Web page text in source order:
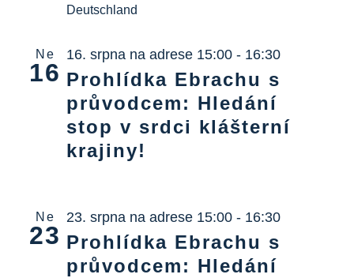
Deutschland
Ne
16
16. srpna na adrese 15:00 - 16:30
Prohlídka Ebrachu s
průvodcem: Hledání
stop v srdci klášterní
krajiny!
Ne
23
23. srpna na adrese 15:00 - 16:30
Prohlídka Ebrachu s
průvodcem: Hledání